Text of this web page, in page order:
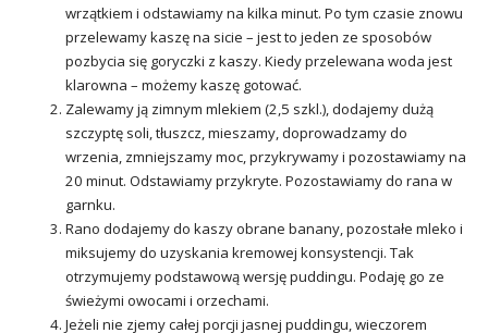
wrzątkiem i odstawiamy na kilka minut. Po tym czasie znowu
przelewamy kaszę na sicie – jest to jeden ze sposobów
pozbycia się goryczki z kaszy. Kiedy przelewana woda jest
klarowna – możemy kaszę gotować.
Zalewamy ją zimnym mlekiem (2,5 szkl.), dodajemy dużą
szczyptę soli, tłuszcz, mieszamy, doprowadzamy do
wrzenia, zmniejszamy moc, przykrywamy i pozostawiamy na
20 minut. Odstawiamy przykryte. Pozostawiamy do rana w
garnku.
Rano dodajemy do kaszy obrane banany, pozostałe mleko i
miksujemy do uzyskania kremowej konsystencji. Tak
otrzymujemy podstawową wersję puddingu. Podaję go ze
świeżymi owocami i orzechami.
Jeżeli nie zjemy całej porcji jasnej puddingu, wieczorem